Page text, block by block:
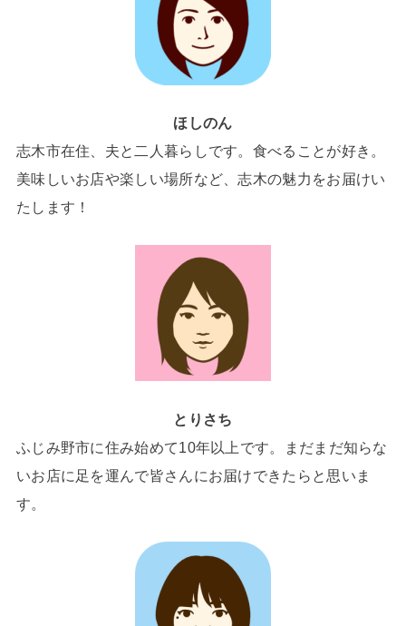
ほしのん
志木市在住、夫と二人暮らしです。食べることが好き。
美味しいお店や楽しい場所など、志木の魅力をお届けい
たします！
とりさち
ふじみ野市に住み始めて10年以上です。まだまだ知らな
いお店に足を運んで皆さんにお届けできたらと思いま
す。